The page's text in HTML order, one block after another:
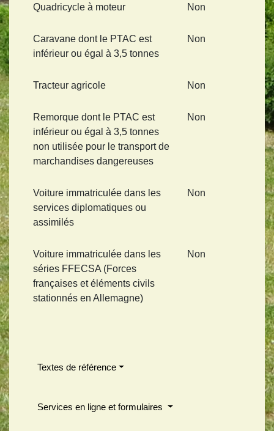
Quadricycle à moteur Non
Caravane dont le PTAC est
inférieur ou égal à 3,5 tonnes
Non
Tracteur agricole Non
Remorque dont le PTAC est
inférieur ou égal à 3,5 tonnes
non utilisée pour le transport de
marchandises dangereuses
Non
Voiture immatriculée dans les
services diplomatiques ou
assimilés
Non
Voiture immatriculée dans les
séries FFECSA (Forces
françaises et éléments civils
stationnés en Allemagne)
Non
Textes de référence
Services en ligne et formulaires